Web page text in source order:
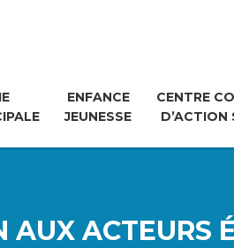
ENFANCE
JEUNESSE
CENTRE
D’ACTION
AUX ACTEURS